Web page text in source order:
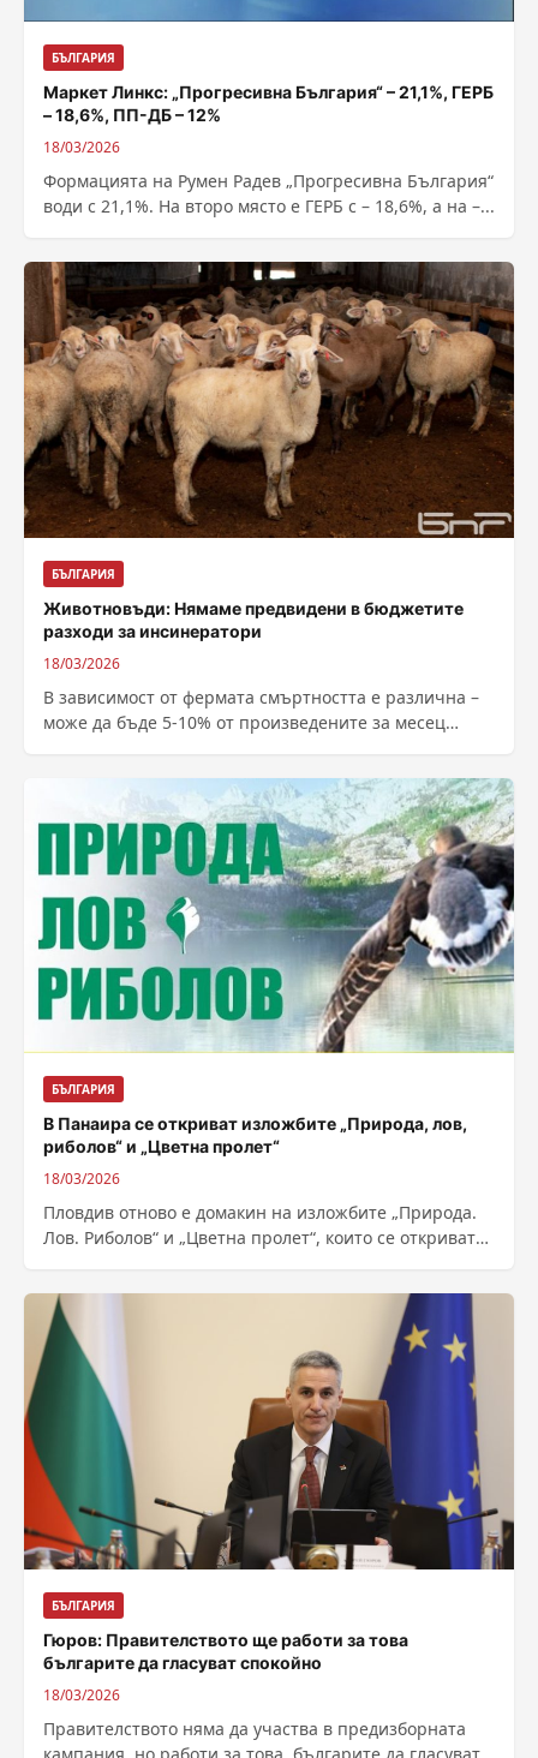
БЪЛГАРИЯ
Маркет Линкс: „Прогресивна България“ – 21,1%, ГЕРБ
– 18,6%, ПП-ДБ – 12%
18/03/2026
Формацията на Румен Радев „Прогресивна България“
води с 21,1%. На второ място е ГЕРБ с – 18,6%, а на –...
БЪЛГАРИЯ
Животновъди: Нямаме предвидени в бюджетите
разходи за инсинератори
18/03/2026
В зависимост от фермата смъртността е различна –
може да бъде 5-10% от произведените за месец
БЪЛГАРИЯ
В Панаира се откриват изложбите „Природа, лов,
риболов“ и „Цветна пролет“
18/03/2026
Пловдив отново е домакин на изложбите „Природа.
Лов. Риболов“ и „Цветна пролет“, които се откриват
БЪЛГАРИЯ
Гюров: Правителството ще работи за това
българите да гласуват спокойно
18/03/2026
Правителството няма да участва в предизборната
кампания, но работи за това, българите да гласуват